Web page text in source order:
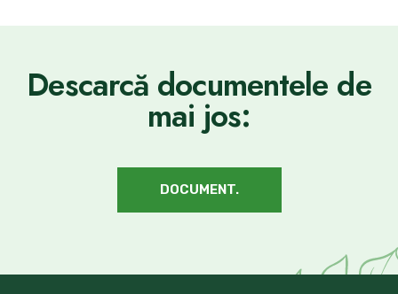
Descarcă documentele de
mai jos:
DOCUMENT.